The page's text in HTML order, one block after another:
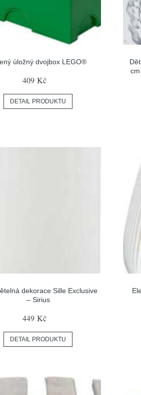
úložný dvojbox LEGO®
409 Kč
DETAIL PRODUKTU
dekorace Sille Exclusive
– Sirius
449 Kč
DETAIL PRODUKTU